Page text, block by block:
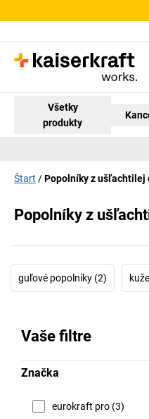
Všetky
produkty
Štart Popolníky z ušľachtilej
Popolníky z
guľové popolníky (2)
Vaše filtre
Značka
eurokraft pro (3)